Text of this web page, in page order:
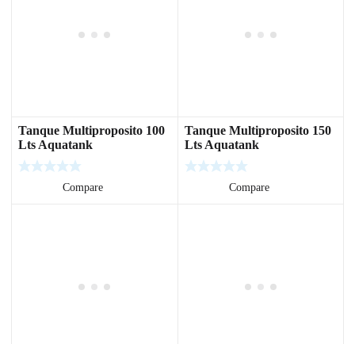
Tanque Multiproposito 100
Lts Aquatank
Compare
Tanque Multiproposito 150
Lts Aquatank
Compare